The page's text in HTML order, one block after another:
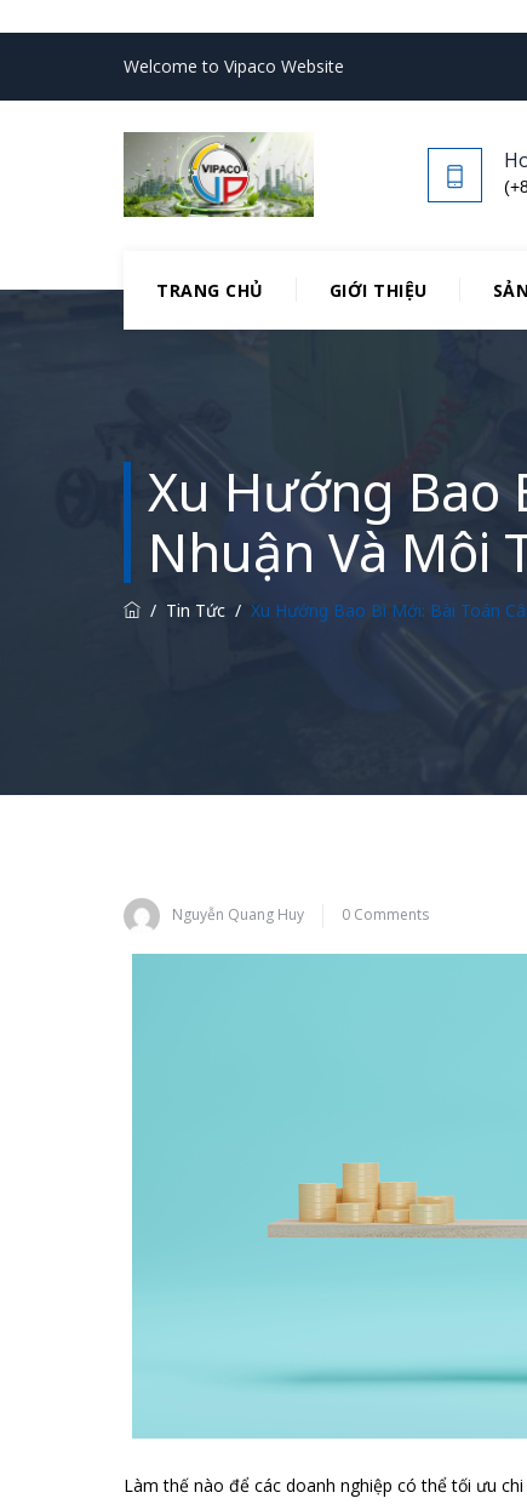
Welcome to Vipaco Website
TRANG CHỦ GIỚI THIỆU
Xu Hướng Bao
Nhuận Và Môi
/ Tin Tức / Xu Hướng Bao Bì Mới: Bài Toán
Nguyễn Quang Huy 0 Comments
Làm thế nào để các doanh nghiệp có thể tối ưu